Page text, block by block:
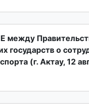
государств о
(г. Актау, 12